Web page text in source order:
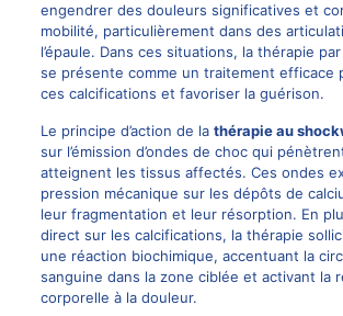
engendrer des douleurs significatives et
mobilité, particulièrement dans des
l’épaule. Dans ces situations, la thérapie
se présente comme un traitement efficace
ces calcifications et favoriser la guérison.
Le principe d’action de la thérapie au
sur l’émission d’ondes de choc qui
atteignent les tissus affectés. Ces ondes
pression mécanique sur les dépôts de
leur fragmentation et leur résorption. En
direct sur les calcifications, la thérapie
une réaction biochimique, accentuant la
sanguine dans la zone ciblée et activant la
corporelle à la douleur.